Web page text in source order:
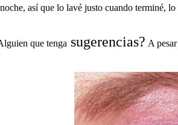
así que lo lavé justo cuando terminé,
que tenga sugerencias? A